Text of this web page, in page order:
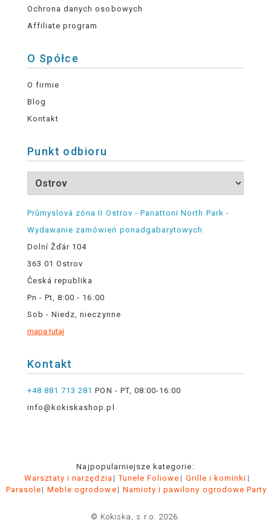
Ochrona danych osobowych
Affiliate program
O Spółce
O firmie
Blog
Kontakt
Punkt odbioru
Průmyslová zóna II Ostrov - Panattoni North Park -
Wydawanie zamówień ponadgabarytowych
Dolní Žďár 104
363 01 Ostrov
Česká republika
Pn - Pt, 8:00 - 16:00
Sob - Niedz, nieczynne
mapa tutaj
Kontakt
+48 881 713 281 PON - PT, 08:00-16:00
info@kokiskashop.pl
Najpopularniejsze kategorie:
Warsztaty i narzędzia
Tunele Foliowe
Grille i kominki
Parasole
Meble ogrodowe Namioty i pawilony ogrodowe Party
© Kokiska, s.r.o. 2026.